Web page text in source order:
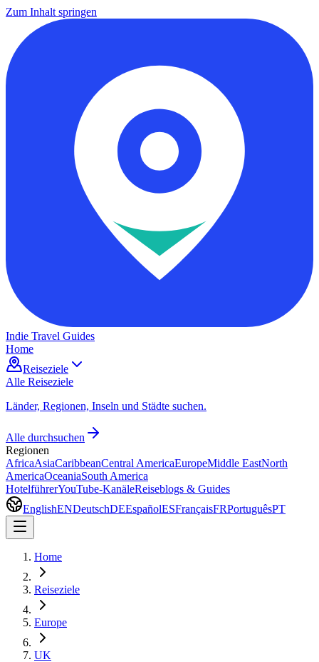
Zum Inhalt springen
Indie Travel Guides
Home
Reiseziele
Alle Reiseziele
Länder, Regionen, Inseln und Städte suchen.
Alle durchsuchen
Regionen
AfricaAsiaCaribbeanCentral AmericaEuropeMiddle EastNorth
AmericaOceaniaSouth America
HotelführerYouTube-KanäleReiseblogs & Guides
EnglishENDeutschDEEspañolESFrançaisFRPortuguêsPT
Home
Reiseziele
Europe
UK